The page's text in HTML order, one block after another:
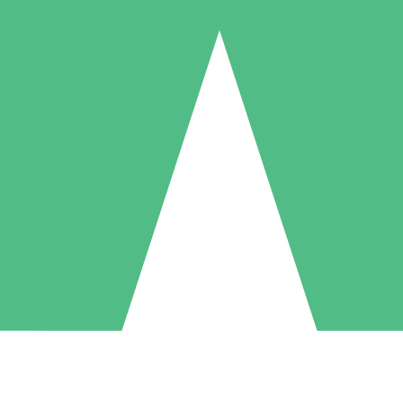
Individuele Creditpakketten
per gebruik met downloadtegoeden. Geen maandelijkse verplichting
5 Downloaden
US$